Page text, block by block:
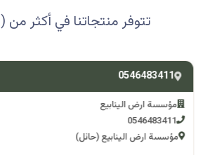
تتوفر منتجاتنا في أكثر من (16) مدينه
0546483411
مؤسسة ارض الينابيع
0546483411
مؤسسة ارض الينابيع (حائل)